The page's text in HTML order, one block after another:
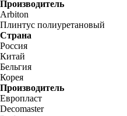
Производитель
Arbiton
Плинтус полиуретановый
Страна
Россия
Китай
Бельгия
Корея
Производитель
Европласт
Decomaster